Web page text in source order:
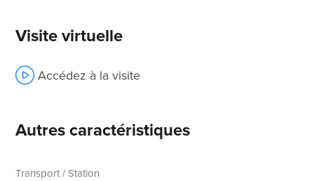
Visite virtuelle
Accédez à la visite
Autres caractéristiques
Transport / Station